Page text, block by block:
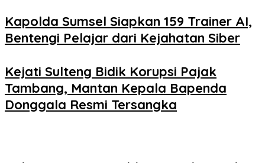
Kapolda Sumsel Siapkan 159 Trainer AI,
Bentengi Pelajar dari Kejahatan Siber
Kejati Sulteng Bidik Korupsi Pajak
Tambang, Mantan Kepala Bapenda
Donggala Resmi Tersangka